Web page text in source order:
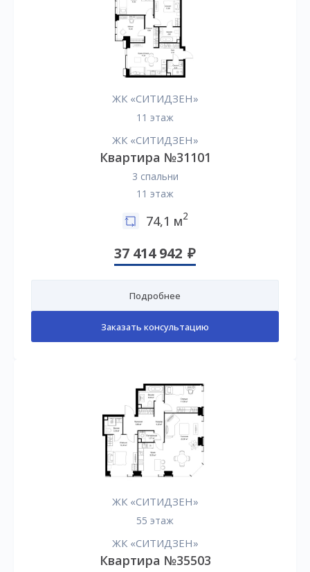
ЖК «СИТИДЗЕН»
11 этаж
ЖК «СИТИДЗЕН»
Квартира №31101
3 спальни
11 этаж
74,1 м2
37 414 942
Подробнее
Заказать консультацию
ЖК «СИТИДЗЕН»
55 этаж
ЖК «СИТИДЗЕН»
Квартира №35503